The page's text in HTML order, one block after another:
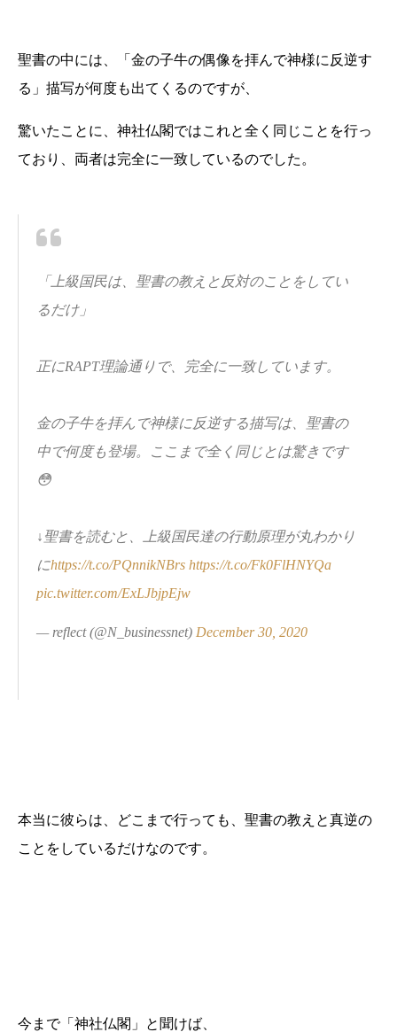
聖書の中には、「金の子牛の偶像を拝んで神様に反逆す
る」描写が何度も出てくるのですが、
驚いたことに、神社仏閣ではこれと全く同じことを行っ
ており、両者は完全に一致しているのでした。
「上級国民は、聖書の教えと反対のことをしてい
るだけ」
正にRAPT理論通りで、完全に一致しています。
金の子牛を拝んで神様に反逆する描写は、聖書の
中で何度も登場。ここまで全く同じとは驚きです
😳
↓聖書を読むと、上級国民達の行動原理が丸わかり
にhttps://t.co/PQnnikNBrs https://t.co/Fk0FlHNYQa
pic.twitter.com/ExLJbjpEjw
— reflect (@N_businessnet) December 30, 2020
本当に彼らは、どこまで行っても、聖書の教えと真逆の
ことをしているだけなのです。
今まで「神社仏閣」と聞けば、